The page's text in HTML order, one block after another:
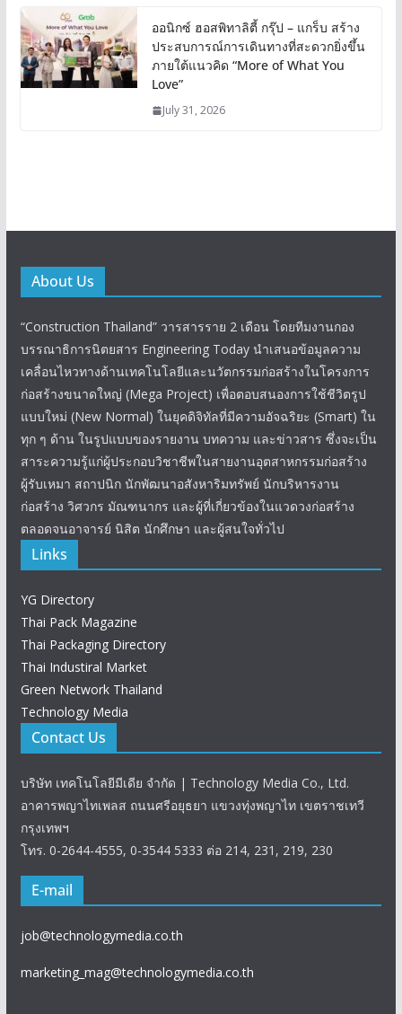
ออนิกซ์ ฮอสพิทาลิตี้ กรุ๊ป – แกร็บ สร้าง
ประสบการณ์การเดินทางที่สะดวกยิ่งขึ้น
ภายใต้แนวคิด “More of What You
Love”
July 31, 2026
About Us
“Construction Thailand” วารสารราย 2 เดือน โดยทีมงานกอง
บรรณาธิการนิตยสาร Engineering Today นำเสนอข้อมูลความ
เคลื่อนไหวทางด้านเทคโนโลยีและนวัตกรรมก่อสร้างในโครงการ
ก่อสร้างขนาดใหญ่ (Mega Project) เพื่อตอบสนองการใช้ชีวิตรูป
แบบใหม่ (New Normal) ในยุคดิจิทัลที่มีความอัจฉริยะ (Smart) ใน
ทุก ๆ ด้าน ในรูปแบบของรายงาน บทความ และข่าวสาร ซึ่งจะเป็น
สาระความรู้แก่ผู้ประกอบวิชาชีพในสายงานอุตสาหกรรมก่อสร้าง
ผู้รับเหมา สถาปนิก นักพัฒนาอสังหาริมทรัพย์ นักบริหารงาน
ก่อสร้าง วิศวกร มัณฑนากร และผู้ที่เกี่ยวข้องในแวดวงก่อสร้าง
ตลอดจนอาจารย์ นิสิต นักศึกษา และผู้สนใจทั่วไป
Links
YG Directory
Thai Pack Magazine
Thai Packaging Directory
Thai Industiral Market
Green Network Thailand
Technology Media
Contact Us
บริษัท เทคโนโลยีมีเดีย จำกัด | Technology Media Co., Ltd.
อาคารพญาไทเพลส ถนนศรีอยุธยา แขวงทุ่งพญาไท เขตราชเทวี
กรุงเทพฯ
โทร. 0-2644-4555, 0-3544 5333 ต่อ 214, 231, 219, 230
E-mail
job@technologymedia.co.th
marketing_mag@technologymedia.co.th